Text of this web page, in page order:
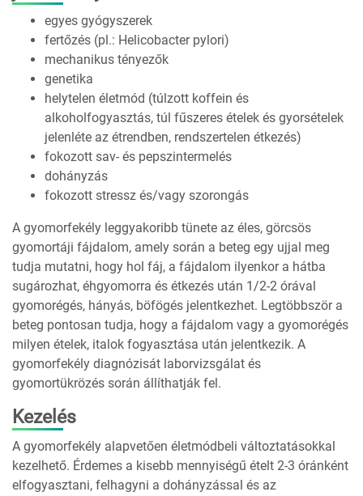
egyes gyógyszerek
fertőzés (pl.: Helicobacter pylori)
mechanikus tényezők
genetika
helytelen életmód (túlzott koffein és
alkoholfogyasztás, túl fűszeres ételek és gyorsételek
jelenléte az étrendben, rendszertelen étkezés)
fokozott sav- és pepszintermelés
dohányzás
fokozott stressz és/vagy szorongás
A gyomorfekély leggyakoribb tünete az éles, görcsös
gyomortáji fájdalom, amely során a beteg egy ujjal meg
tudja mutatni, hogy hol fáj, a fájdalom ilyenkor a hátba
sugározhat, éhgyomorra és étkezés után 1/2-2 órával
gyomorégés, hányás, böfögés jelentkezhet. Legtöbbször a
beteg pontosan tudja, hogy a fájdalom vagy a gyomorégés
milyen ételek, italok fogyasztása után jelentkezik. A
gyomorfekély diagnózisát laborvizsgálat és
gyomortükrözés során állíthatják fel.
Kezelés
A gyomorfekély alapvetően életmódbeli változtatásokkal
kezelhető. Érdemes a kisebb mennyiségű ételt 2-3 óránként
elfogyasztani, felhagyni a dohányzással és az